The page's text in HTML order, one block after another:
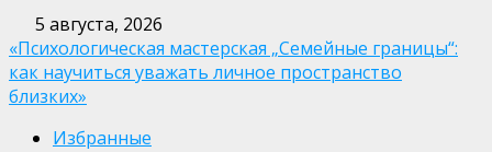
5 августа, 2026
«Психологическая мастерская „Семейные границы“:
как научиться уважать личное пространство
близких»
Избранные